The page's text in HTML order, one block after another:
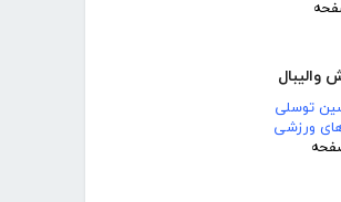
والیبال
توسلی
ورزشی